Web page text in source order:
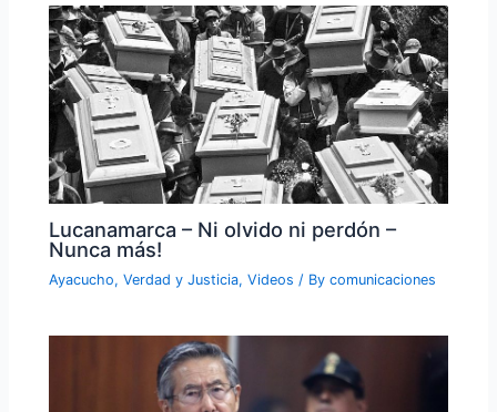
Lucanamarca – Ni olvido ni perdón –
Nunca más!
Ayacucho,Verdad y Justicia,Videos / Bycomunicaciones